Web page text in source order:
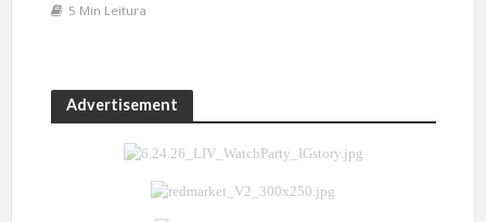
5 Min Leitura
Advertisement